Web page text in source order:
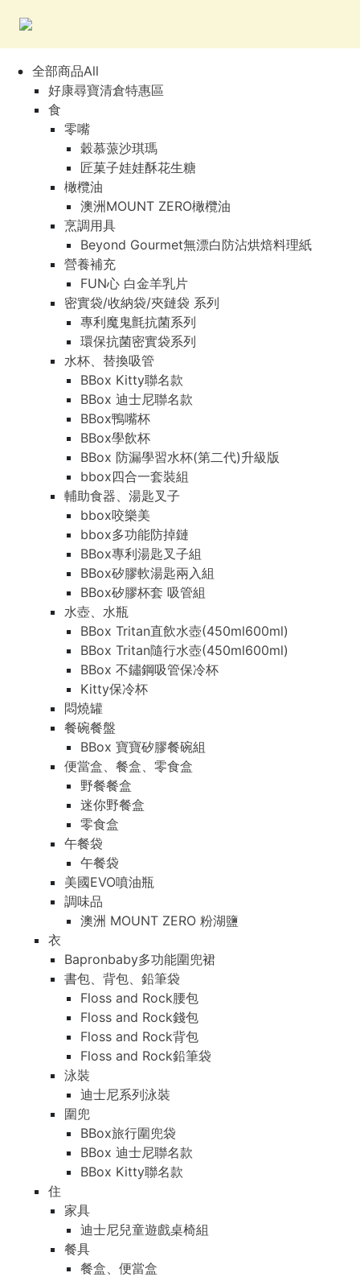
全部商品All
好康尋寶清倉特惠區
食
零嘴
穀慕蒎沙琪瑪
匠菓子娃娃酥花生糖
橄欖油
澳洲MOUNT ZERO橄欖油
烹調用具
Beyond Gourmet無漂白防沾烘焙料理紙
營養補充
FUN心 白金羊乳片
密實袋/收納袋/夾鏈袋 系列
專利魔鬼氈抗菌系列
環保抗菌密實袋系列
水杯、替換吸管
BBox Kitty聯名款
BBox 迪士尼聯名款
BBox鴨嘴杯
BBox學飲杯
BBox 防漏學習水杯(第二代)升級版
bbox四合一套裝組
輔助食器、湯匙叉子
bbox咬樂美
bbox多功能防掉鏈
BBox專利湯匙叉子組
BBox矽膠軟湯匙兩入組
BBox矽膠杯套 吸管組
水壺、水瓶
BBox Tritan直飲水壺(450ml600ml)
BBox Tritan隨行水壺(450ml600ml)
BBox 不鏽鋼吸管保冷杯
Kitty保冷杯
悶燒罐
餐碗餐盤
BBox 寶寶矽膠餐碗組
便當盒、餐盒、零食盒
野餐餐盒
迷你野餐盒
零食盒
午餐袋
午餐袋
美國EVO噴油瓶
調味品
澳洲 MOUNT ZERO 粉湖鹽
衣
Bapronbaby多功能圍兜裙
書包、背包、鉛筆袋
Floss and Rock腰包
Floss and Rock錢包
Floss and Rock背包
Floss and Rock鉛筆袋
泳裝
迪士尼系列泳裝
圍兜
BBox旅行圍兜袋
BBox 迪士尼聯名款
BBox Kitty聯名款
住
家具
迪士尼兒童遊戲桌椅組
餐具
餐盒、便當盒